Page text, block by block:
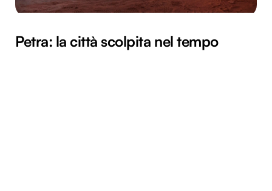
Petra: la città scolpita nel tempo